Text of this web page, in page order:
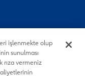
işlenmekte olup
sunulması
rıza vermeniz